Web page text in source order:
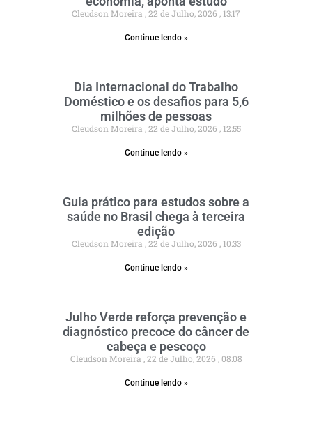
Cleudson Moreira 22 de Julho, 2026 13:17
Continue lendo »
Dia Internacional do Trabalho
Doméstico e os desafios para 5,6
milhões de pessoas
Cleudson Moreira 22 de Julho, 2026 12:55
Continue lendo »
Guia prático para estudos sobre a
saúde no Brasil chega à terceira
edição
Cleudson Moreira 22 de Julho, 2026 10:33
Continue lendo »
Julho Verde reforça prevenção e
diagnóstico precoce do câncer de
cabeça e pescoço
Cleudson Moreira 22 de Julho, 2026 08:08
Continue lendo »